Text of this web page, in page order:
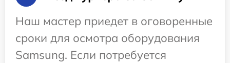
Наш мастер приедет в оговоренные
сроки для осмотра оборудования
Samsung. Если потребуется